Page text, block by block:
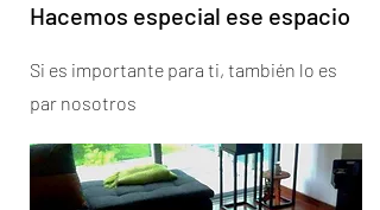
Hacemos especial ese espacio
Si es importante para ti, también lo es
par nosotros